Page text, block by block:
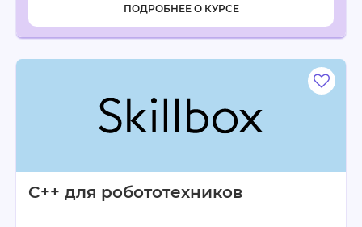
ПОДРОБНЕЕ О КУРСЕ
C++ для робототехников